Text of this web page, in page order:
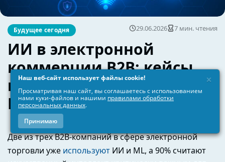
×
Наш веб-сайт использует файлы cookie!
Просматривая наш сайт, вы соглашаетесь с использованием
нами куки-файлов и нашими правилами обработки
персональных данных.
Принимаю